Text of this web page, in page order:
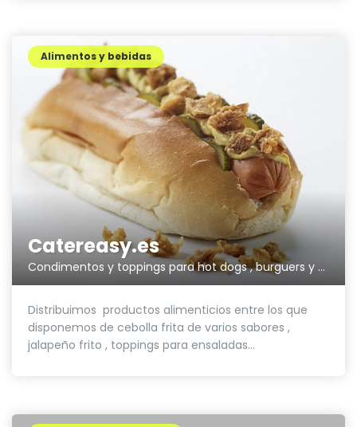
Catereasy.es
Condimentos y toppings para hot dogs , burguers y ensaladas.
Alimentos y bebidas
Distribuimos productos alimenticios entre los que
disponemos de cebolla frita de varios sabores ,
jalapeño frito , toppings para ensaladas...